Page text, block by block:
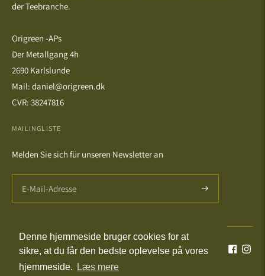
Denne hjemmeside bruger cookies for at
sikre, at du får den bedste oplevelse på vores
hjemmeside.
Læs mere
der Teebranche.
Origreen -APs
Der Metallgang 4h
2690 Karlslunde
Mail: daniel@origreen.dk
CVR: 38247816
MAILINGLISTE
Melden Sie sich für unseren Newsletter an
Sprache
Deutsch Währung
DKK kr.